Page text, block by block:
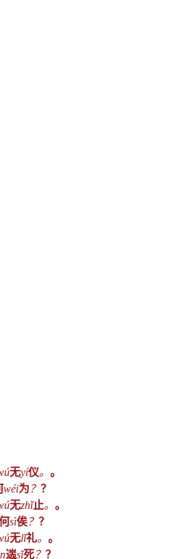
无yí仪。 。
wéi为 ？ ？
无zhǐ止。 。
sì俟？ ？
无lǐ礼。 。
遄sǐ死？ ？